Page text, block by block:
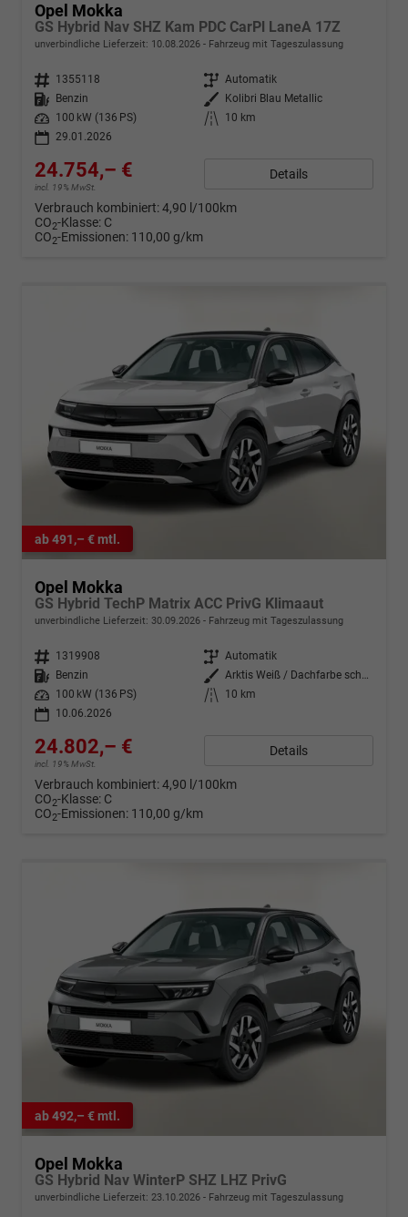
Opel Mokka
GS Hybrid Nav SHZ Kam PDC CarPl LaneA 17Z
unverbindliche Lieferzeit: 10.08.2026 Fahrzeug mit Tageszulassung
Fahrzeugnr. 1355118 Getriebe Automatik
Kraftstoff
Benzin Außenfarbe
Kolibri Blau Metallic
Leistung
100 kW (136 PS) Kilometerstand
10 km
29.01.2026
24.754,– €
incl. 19% MwSt.
Details
Verbrauch kombiniert:4,90 l/100km
CO2-Klasse: C
CO2-Emissionen: 110,00 g/km
ab 491,– € mtl.
Opel Mokka
GS Hybrid TechP Matrix ACC PrivG Klimaaut
unverbindliche Lieferzeit: 30.09.2026 Fahrzeug mit Tageszulassung
Fahrzeugnr. 1319908 Getriebe Automatik
Kraftstoff
Benzin Außenfarbe
Arktis Weiß / Dachfarbe schwarz
Leistung
100 kW (136 PS) Kilometerstand
10 km
10.06.2026
24.802,– €
incl. 19% MwSt.
Details
Verbrauch kombiniert:4,90 l/100km
CO2-Klasse: C
CO2-Emissionen: 110,00 g/km
ab 492,– € mtl.
Opel Mokka
GS Hybrid Nav WinterP SHZ LHZ PrivG
unverbindliche Lieferzeit: 23.10.2026 Fahrzeug mit Tageszulassung